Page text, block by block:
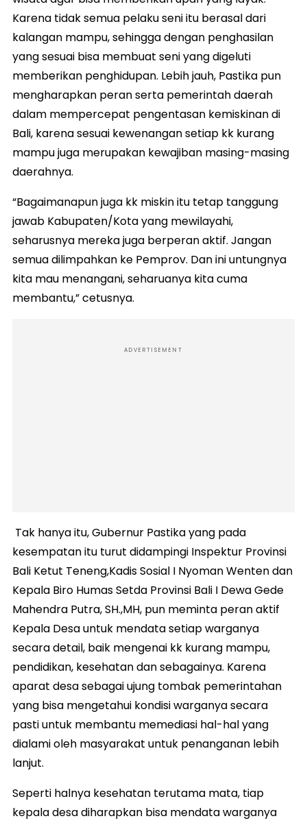
Karena tidak semua pelaku seni itu berasal dari
kalangan mampu, sehingga dengan penghasilan
yang sesuai bisa membuat seni yang digeluti
memberikan penghidupan. Lebih jauh, Pastika pun
mengharapkan peran serta pemerintah daerah
dalam mempercepat pengentasan kemiskinan di
Bali, karena sesuai kewenangan setiap kk kurang
mampu juga merupakan kewajiban masing-masing
daerahnya.
“Bagaimanapun juga kk miskin itu tetap tanggung
jawab Kabupaten/Kota yang mewilayahi,
seharusnya mereka juga berperan aktif. Jangan
semua dilimpahkan ke Pemprov. Dan ini untungnya
kita mau menangani, seharuanya kita cuma
membantu,” cetusnya.
ADVERTISEMENT
Tak hanya itu, Gubernur Pastika yang pada
kesempatan itu turut didampingi Inspektur Provinsi
Bali Ketut Teneng,Kadis Sosial I Nyoman Wenten dan
Kepala Biro Humas Setda Provinsi Bali I Dewa Gede
Mahendra Putra, SH.,MH, pun meminta peran aktif
Kepala Desa untuk mendata setiap warganya
secara detail, baik mengenai kk kurang mampu,
pendidikan, kesehatan dan sebagainya. Karena
aparat desa sebagai ujung tombak pemerintahan
yang bisa mengetahui kondisi warganya secara
pasti untuk membantu memediasi hal-hal yang
dialami oleh masyarakat untuk penanganan lebih
lanjut.
Seperti halnya kesehatan terutama mata, tiap
kepala desa diharapkan bisa mendata warganya